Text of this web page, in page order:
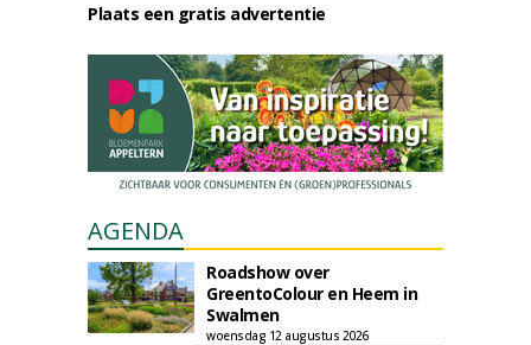
Plaats een gratis advertentie
AGENDA
Roadshow over
GreentoColour en Heem in
Swalmen
woensdag 12 augustus 2026